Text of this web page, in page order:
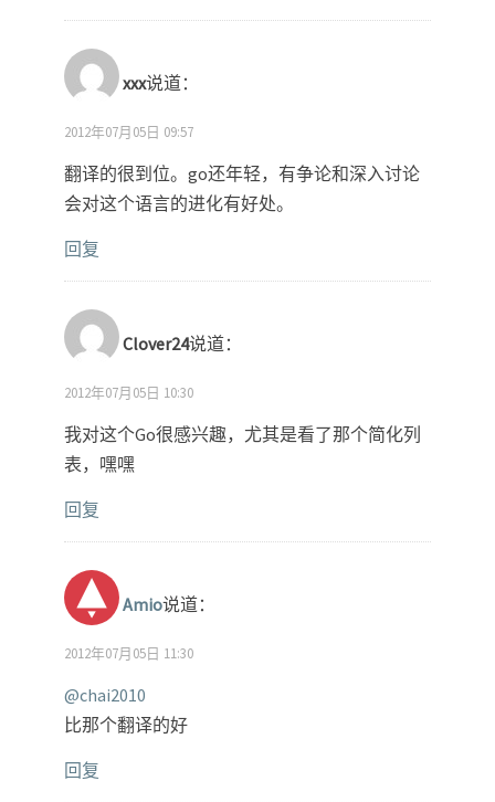
xxx说道：
2012年07月05日 09:57
翻译的很到位。go还年轻，有争论和深入讨论
会对这个语言的进化有好处。
回复
Clover24说道：
2012年07月05日 10:30
我对这个Go很感兴趣，尤其是看了那个简化列
表，嘿嘿
回复
Amio说道：
2012年07月05日 11:30
@chai2010
比那个翻译的好
回复